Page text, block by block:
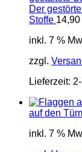
Der
Stoffe 14,90
inkl. 7 %
zzgl.
Lieferzeit:
auf den
inkl. 7 %